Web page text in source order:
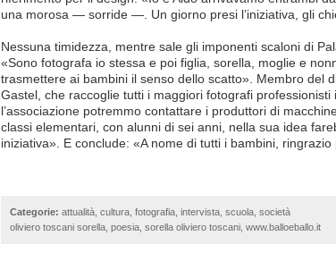
una morosa — sorride —. Un giorno presi l’iniziativa, gli
Nessuna timidezza, mentre sale gli imponenti scaloni di
«Sono fotografa io stessa e poi figlia, sorella, moglie e
trasmettere ai bambini il senso dello scatto». Membro del
Gastel, che raccoglie tutti i maggiori fotografi
l’associazione potremmo contattare i produttori di
classi elementari, con alunni di sei anni, nella sua idea
iniziativa». E conclude: «A nome di tutti i bambini, ringrazio
Categorie: attualità cultura fotografia intervista scuola società
oliviero toscani sorella poesia sorella oliviero toscani www.balloeballo.it